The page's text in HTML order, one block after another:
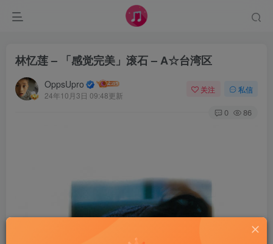
林忆莲 – 「感觉完美」滚石 – A☆台湾区
OppsUpro
24年10月3日 09:48更新
关注 私信
0 86